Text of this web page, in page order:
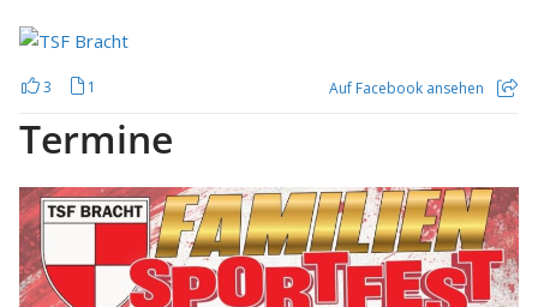
3 1 Auf Facebook ansehen
Termine